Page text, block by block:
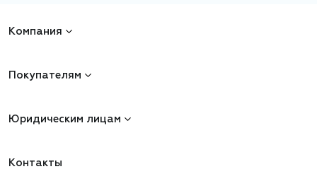
Компания
Покупателям
Юридическим лицам
Контакты